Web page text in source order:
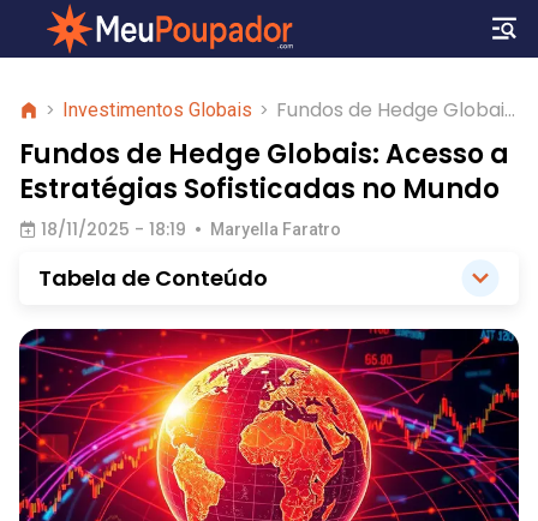
> Investimentos Globais > Fundos de Hedge Globais:
Acesso a Estratégias
Sofisticadas no Mundo
Fundos de Hedge Globais: Acesso a
Estratégias Sofisticadas no Mundo
18/11/2025 - 18:19 • Maryella Faratro
Tabela de Conteúdo